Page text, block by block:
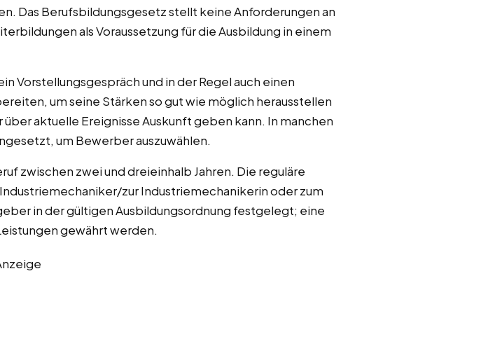
Das Berufsbildungsgesetz stellt keine Anforderungen an
als Voraussetzung für die Ausbildung in einem
Vorstellungsgespräch und in der Regel auch einen
um seine Stärken so gut wie möglich herausstellen
aktuelle Ereignisse Auskunft geben kann. In manchen
um Bewerber auszuwählen.
zwischen zwei und dreieinhalb Jahren. Die reguläre
zur Industriemechanikerin oder zum
in der gültigen Ausbildungsordnung festgelegt; eine
gewährt werden.